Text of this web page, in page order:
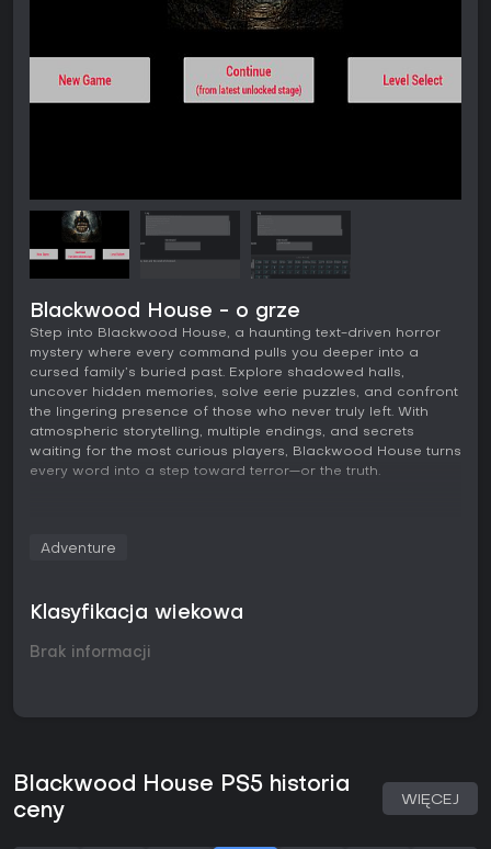
Blackwood House - o grze
Step into Blackwood House, a haunting text-driven horror
mystery where every command pulls you deeper into a
cursed family’s buried past. Explore shadowed halls,
uncover hidden memories, solve eerie puzzles, and confront
the lingering presence of those who never truly left. With
atmospheric storytelling, multiple endings, and secrets
waiting for the most curious players, Blackwood House turns
every word into a step toward terror—or the truth.
Adventure
Klasyfikacja wiekowa
Brak informacji
Blackwood House PS5 historia
ceny
WIĘCEJ